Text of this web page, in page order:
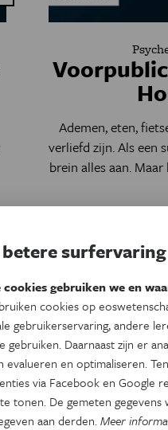
Ademen, eten,
verliefd zijn. Als een
brein alles aan.
betere
cookies gebruiken we en
cookies op
gebruikerservaring, andere
gebruiken. Daarnaast zijn er
evalueren en optimaliseren.
via Facebook en Google
tonen. De gemeten
aan derden.Meer